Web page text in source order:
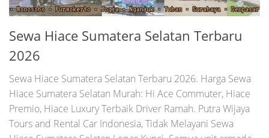
Sewa Hiace Sumatera Selatan Terbaru
2026
Sewa Hiace Sumatera Selatan Terbaru 2026. Harga Sewa
Hiace Sumatera Selatan Murah: Hi Ace Commuter, Hiace
Premio, Hiace Luxury Terbaik Driver Ramah. Putra Wijaya
Tours and Rental Car Indonesia, Tidak Melayani Sewa